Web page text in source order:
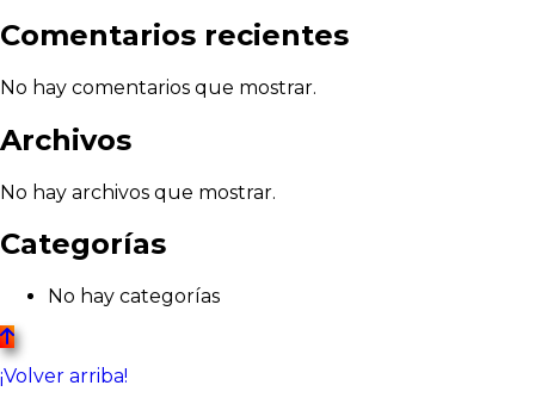
Comentarios recientes
No hay comentarios que mostrar.
Archivos
No hay archivos que mostrar.
Categorías
No hay categorías
¡Volver arriba!